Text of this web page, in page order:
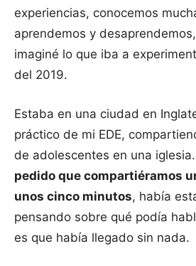
experiencias, conocemos
aprendemos y
imaginé lo que iba a
del 2019.
Estaba en una ciudad en
práctico de mi EDE,
de adolescentes en una iglesia.
pedido que compartiéramos
unos cinco minutos, había
pensando sobre qué podía
es que había llegado sin nada.